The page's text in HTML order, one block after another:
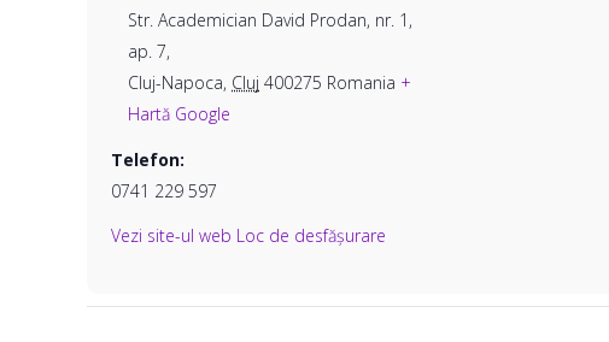
Str. Academician David Prodan, nr. 1,
ap. 7,
Cluj-Napoca, Cluj 400275 Romania +
Hartă Google
Telefon:
0741 229 597
Vezi site-ul web Loc de desfășurare